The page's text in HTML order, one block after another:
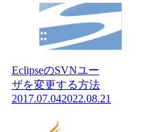
EclipseのSVNユー
ザを変更する方法
2017.07.042022.08.21